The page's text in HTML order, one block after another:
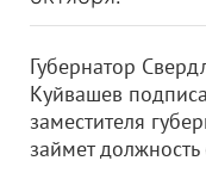
Губернатор
Куйвашев
заместителя
займет